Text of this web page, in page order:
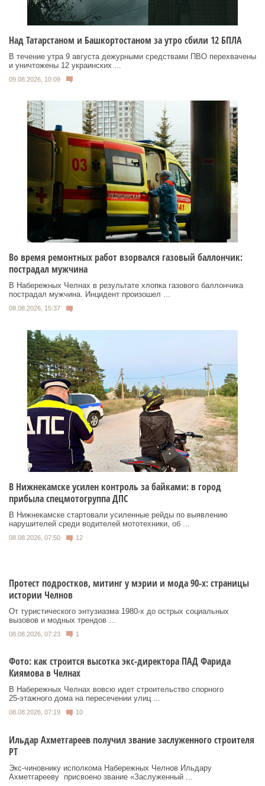
Над Татарстаном и Башкортостаном за утро сбили 12 БПЛА
В течение утра 9 августа дежурными средствами ПВО перехвачены
и уничтожены 12 украинских ...
09.08.2026, 10:09
Во время ремонтных работ взорвался газовый баллончик:
пострадал мужчина
В Набережных Челнах в результате хлопка газового баллончика
пострадал мужчина. Инцидент произошел ...
08.08.2026, 15:37
В Нижнекамске усилен контроль за байками: в город
прибыла спецмотогруппа ДПС
В Нижнекамске стартовали усиленные рейды по выявлению
нарушителей среди водителей мототехники, об ...
08.08.2026, 07:50 12
Протест подростков, митинг у мэрии и мода 90-х: страницы
истории Челнов
От туристического энтузиазма 1980‑х до острых социальных
вызовов и модных трендов ...
08.08.2026, 07:23 1
Фото: как строится высотка экс-директора ПАД Фарида
Киямова в Челнах
В Набережных Челнах вовсю идет строительство спорного
25‑этажного дома на пересечении улиц ...
08.08.2026, 07:19 10
Ильдар Ахметгареев получил звание заслуженного строителя
РТ
Экс‑чиновнику исполкома Набережных Челнов Ильдару
Ахметгарееву присвоено звание «Заслуженный ...